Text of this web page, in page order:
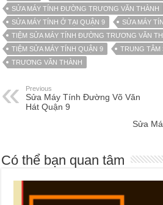
SỬA MÁY TÍNH ĐƯỜNG TRƯƠNG VĂN THÀNH
SỬA MÁY TÍNH Ở TẠI QUẬN 9
SỬA MÁY
TIỆM SỬA MÁY TÍNH ĐƯỜNG TRƯƠNG VĂN
TIỆM SỬA MÁY TÍNH QUẬN 9
TRUNG TÂM
TRƯƠNG VĂN THÀNH
Previous
Sửa Máy Tính Đường Võ Văn
Hát Quận 9
Sửa
Có thể bạn quan tâm